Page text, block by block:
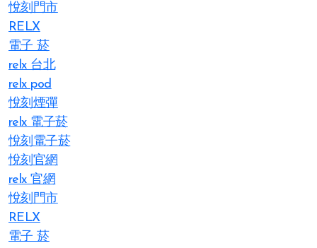
悅刻門市
RELX
電子 菸
relx 台北
relx pod
悅刻煙彈
relx 電子菸
悅刻電子菸
悅刻官網
relx 官網
悅刻門市
RELX
電子 菸